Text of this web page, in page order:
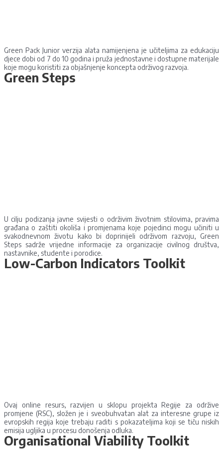
Green Pack Junior verzija alata namijenjena je učiteljima za edukaciju
djece dobi od 7 do 10 godina i pruža jednostavne i dostupne materijale
koje mogu koristiti za objašnjenje koncepta održivog razvoja.
Green Steps
U cilju podizanja javne svijesti o održivim životnim stilovima, pravima
građana o zaštiti okoliša i promjenama koje pojedinci mogu učiniti u
svakodnevnom životu kako bi doprinijeli održivom razvoju, Green
Steps sadrže vrijedne informacije za organizacije civilnog društva,
nastavnike, studente i porodice.
Low-Carbon Indicators Toolkit
Ovaj online resurs, razvijen u sklopu projekta Regije za održive
promjene (RSC), složen je i sveobuhvatan alat za interesne grupe iz
evropskih regija koje trebaju raditi s pokazateljima koji se tiču niskih
emisija ugljika u procesu donošenja odluka.
Organisational Viability Toolkit